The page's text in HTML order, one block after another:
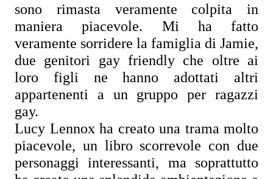
sono rimasta veramente colpita in
maniera piacevole. Mi ha fatto
veramente sorridere la famiglia di Jamie,
due genitori gay friendly che oltre ai
loro figli ne hanno adottati altri
appartenenti a un gruppo per ragazzi
gay.
Lucy Lennox ha creato una trama molto
piacevole, un libro scorrevole con due
personaggi interessanti, ma soprattutto